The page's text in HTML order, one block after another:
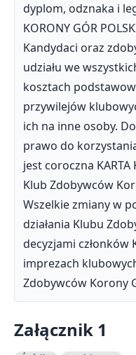
dyplom, odznaka i
KORONY GÓR
Kandydaci oraz
udziału we
kosztach
przywilejów
ich na inne osoby.
prawo do
jest coroczna
Klub Zdobywców
Wszelkie zmiany w
działania Klubu
decyzjami członków
imprezach
Zdobywców Korony
Załącznik 1